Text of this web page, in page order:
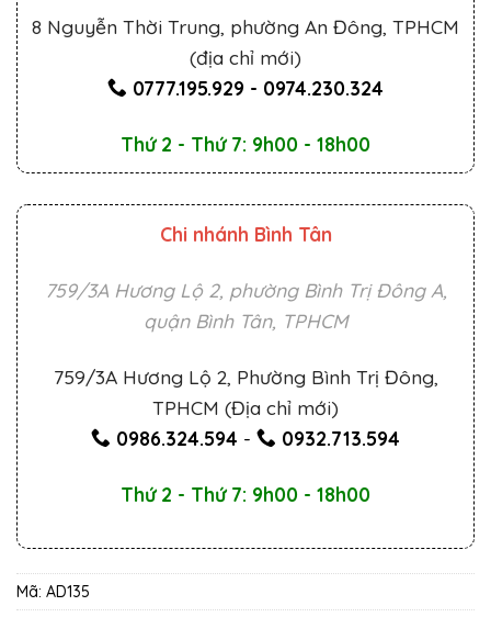
8 Nguyễn Thời Trung, phường An Đông, TPHCM
(địa chỉ mới)
0777.195.929 - 0974.230.324
Thứ 2 - Thứ 7: 9h00 - 18h00
Chi nhánh Bình Tân
759/3A Hương Lộ 2, phường Bình Trị Đông A,
quận Bình Tân, TPHCM
759/3A Hương Lộ 2, Phường Bình Trị Đông,
TPHCM (Địa chỉ mới)
0986.324.594 - 0932.713.594
Thứ 2 - Thứ 7: 9h00 - 18h00
Mã: AD135